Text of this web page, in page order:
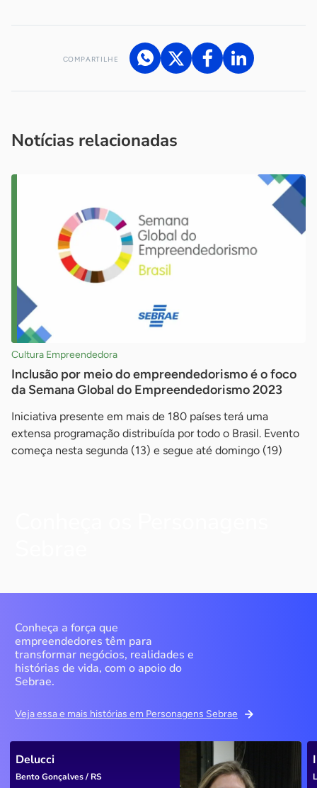
COMPARTILHE
Notícias relacionadas
Cultura Empreendedora
Inclusão por meio do empreendedorismo é o foco
da Semana Global do Empreendedorismo 2023
Iniciativa presente em mais de 180 países terá uma
extensa programação distribuída por todo o Brasil. Evento
começa nesta segunda (13) e segue até domingo (19)
Conheça a força que
empreendedores têm para
transformar negócios, realidades e
histórias de vida, com o apoio do
Sebrae.
Veja essa e mais histórias em Personagens Sebrae
Delucci
Bento Gonçalves / RS